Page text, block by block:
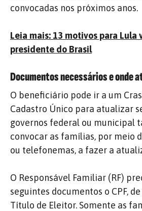
convocadas nos próximos anos.
Leia mais: 13 motivos para Lula
presidente do Brasil
Documentos necessários e onde
O beneficiário pode ir a um
Cadastro Único para atualizar
governos federal ou municipal
convocar as famílias, por meio
ou telefonemas, a fazer a
O Responsável Familiar (RF)
seguintes documentos o CPF,
Título de Eleitor. Somente as